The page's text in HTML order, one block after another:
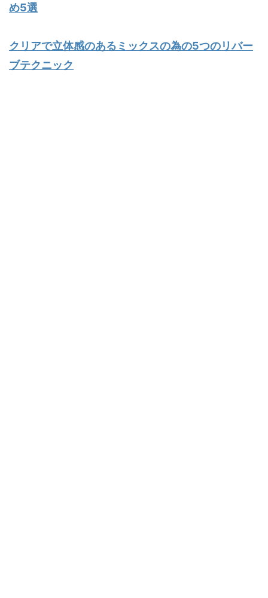
め5選
クリアで立体感のあるミックスの為の5つのリバー
ブテクニック